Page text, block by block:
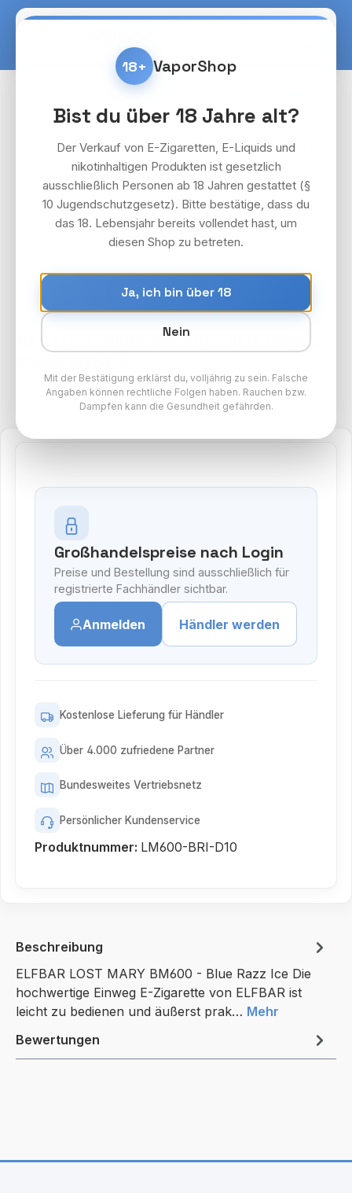
Zum Hauptinhalt springen
Bildergalerie überspringen
10 x LOST MARY BM600 - Blue Razz Ice
Lost Mary BM600 Paket
Großhandelspreise nach Login
Preise und Bestellung sind ausschließlich für
registrierte Fachhändler sichtbar.
Anmelden Händler werden
Kostenlose Lieferung für Händler
Über 4.000 zufriedene Partner
Bundesweites Vertriebsnetz
Persönlicher Kundenservice
Produktnummer: LM600-BRI-D10
Beschreibung
ELFBAR LOST MARY BM600 - Blue Razz Ice Die
hochwertige Einweg E-Zigarette von ELFBAR ist
leicht zu bedienen und äußerst prak… Mehr
Bewertungen
18+ VaporShop
Bist du über 18 Jahre alt?
Der Verkauf von E-Zigaretten, E-Liquids und
nikotinhaltigen Produkten ist gesetzlich
ausschließlich Personen ab 18 Jahren gestattet (§
10 Jugendschutzgesetz). Bitte bestätige, dass du
das 18. Lebensjahr bereits vollendet hast, um
diesen Shop zu betreten.
Ja, ich bin über 18
Nein
Mit der Bestätigung erklärst du, volljährig zu sein. Falsche
Angaben können rechtliche Folgen haben. Rauchen bzw.
Dampfen kann die Gesundheit gefährden.